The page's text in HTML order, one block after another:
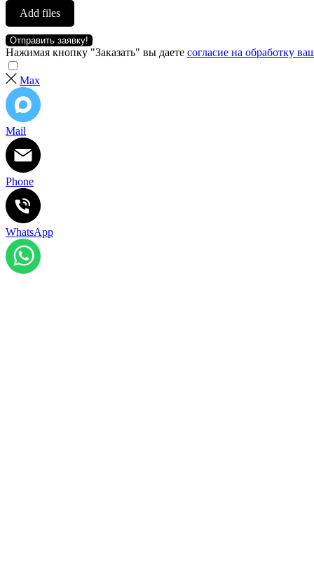
Add files
Отправить заявку!
Нажимая кнопку "Заказать" вы даете согласие на обработку
Max
Mail
Phone
WhatsApp